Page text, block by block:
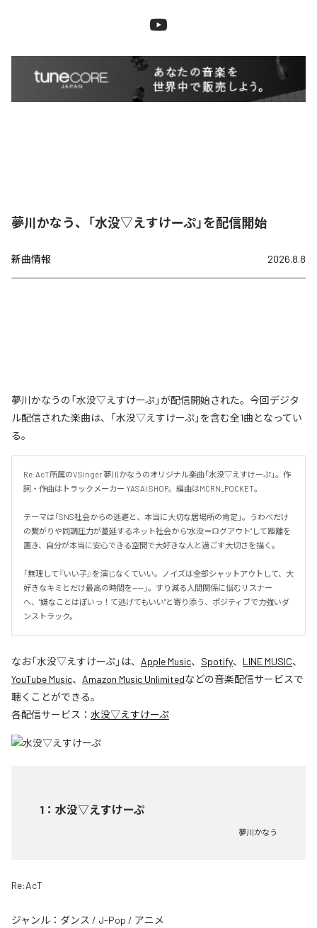
夢川かなう、「水没▽えすけーぷ」を配信開始
新曲情報 2026.8.8
夢川かなうの「水没▽えすけーぷ」が配信開始された。今回デジタ
ル配信された楽曲は、「水没▽えすけーぷ」を含む全1曲となってい
る。
Re:AcT所属のVSinger 夢川かなうのオリジナル楽曲「水没▽えすけーぷ」。作
詞・作曲はトラックメーカー YASAI SHOP。編曲はMCRN_POCKET。
テーマは「SNS社会からの逃避と、本当に大切な居場所の肯定」。うわべだけ
の繋がりや同調圧力が蔓延するネット社会から"水没＝ログアウト"して距離を
置き、自分が本当に安心できる空間で大好きな人と過ごす大切さを描く。
「無理して『いい子』を演じなくていい。ノイズは全部シャットアウトして、大
好きなキミとだけ最高の時間を——」。すり減る人間関係に悩むリスナー
へ、"嫌なことはぽいっ！て逃げてもいい"と寄り添う、ポジティブで力強いダ
ンストラック。
なお「水没▽えすけーぷ」は、 Apple Music、 Spotify、 LINE MUSIC、
YouTube Music、 Amazon Music Unlimitedなどの音楽配信サービスで
聴くことができる。
各配信サービス： 水没▽えすけーぷ
1 ： 水没▽えすけーぷ
夢川かなう
Re:AcT
ジャンル： ダンス / J-Pop / アニメ